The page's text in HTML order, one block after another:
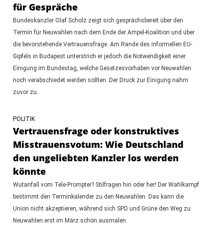
für Gespräche
Bundeskanzler Olaf Scholz zeigt sich gesprächsbereit über den
Termin für Neuwahlen nach dem Ende der Ampel-Koalition und über
die bevorstehende Vertrauensfrage. Am Rande des informellen EU-
Gipfels in Budapest unterstrich er jedoch die Notwendigkeit einer
Einigung im Bundestag, welche Gesetzesvorhaben vor Neuwahlen
noch verabschiedet werden sollten. Der Druck zur Einigung nahm
zuvor zu.
POLITIK
Vertrauensfrage oder konstruktives
Misstrauensvotum: Wie Deutschland
den ungeliebten Kanzler los werden
könnte
Wutanfall vom Tele-Prompter? Stilfragen hin oder her! Der Wahlkampf
bestimmt den Terminkalender zu den Neuwahlen. Das kann die
Union nicht akzeptieren, während sich SPD und Grüne den Weg zu
Neuwahlen erst im März schön ausmalen.